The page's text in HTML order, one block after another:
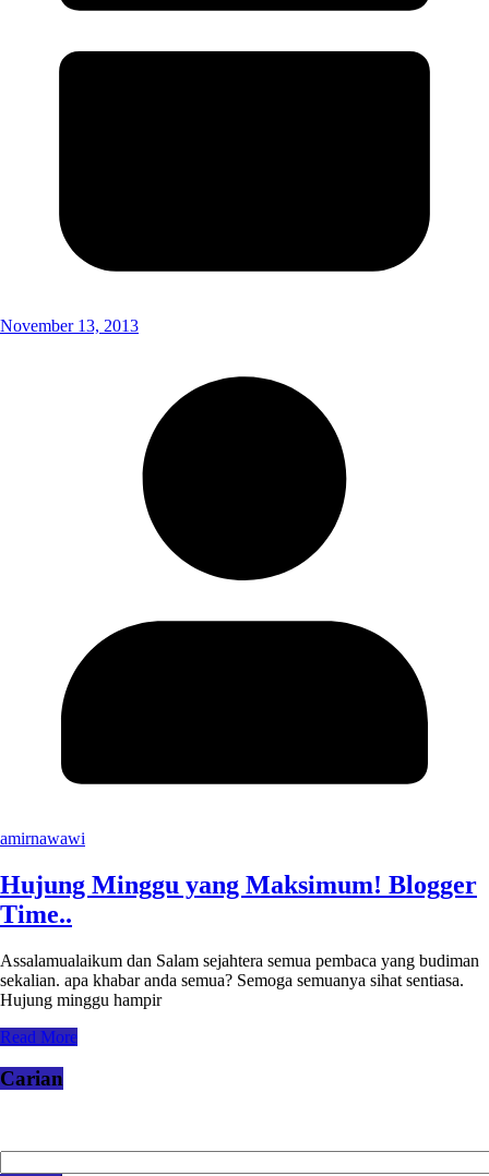
November 13, 2013
amirnawawi
Hujung Minggu yang Maksimum! Blogger
Time..
Assalamualaikum dan Salam sejahtera semua pembaca yang budiman
sekalian. apa khabar anda semua? Semoga semuanya sihat sentiasa.
Hujung minggu hampir
Read More
Carian